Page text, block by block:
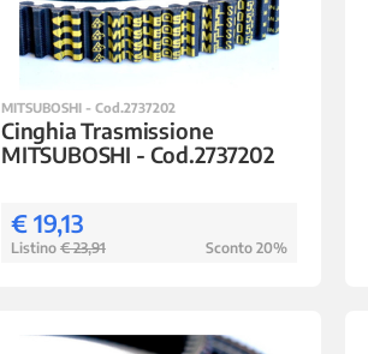
MITSUBOSHI - Cod.2737202
Cinghia Trasmissione
MITSUBOSHI - Cod.2737202
€ 19,13
Listino € 23,91 Sconto 20%